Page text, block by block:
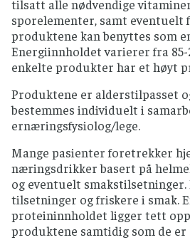
tilsatt alle nødvendige
sporelementer, samt eventuelt
produktene kan benyttes som
Energiinnholdet varierer fra
enkelte produkter har et høyt
Produktene er alderstilpasset
bestemmes individuelt i
ernæringsfysiolog/lege.
Mange pasienter foretrekker
næringsdrikker basert på
og eventuelt
tilsetninger og friskere i smak.
proteininnholdet ligger tett
produktene samtidig som de